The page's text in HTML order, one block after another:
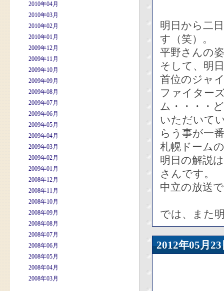
2010年04月
2010年03月
2010年02月
2010年01月
2009年12月
2009年11月
2009年10月
2009年09月
2009年08月
2009年07月
2009年06月
2009年05月
2009年04月
2009年03月
2009年02月
2009年01月
2008年12月
2008年11月
2008年10月
2008年09月
2008年08月
2008年07月
2008年06月
2008年05月
2008年04月
2008年03月
明日から二
す（笑）。
平野さんの
そして、明
首位のジャ
ファイター
ム・・・・
いただいて
らう事が一
札幌ドーム
明日の解説
さんです。
中立の放送
では、また
2012年05